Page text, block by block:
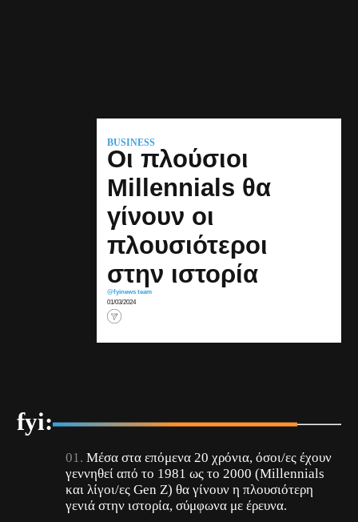
BUSINESS
Οι πλούσιοι
Millennials θα
γίνουν οι
πλουσιότεροι
στην ιστορία
@fyinews team
01/03/2024
fyi:
Μέσα στα επόμενα 20 χρόνια, όσοι/ες έχουν
γεννηθεί από το 1981 ως το 2000 (Millennials
και λίγοι/ες Gen Z) θα γίνουν η πλουσιότερη
γενιά στην ιστορία, σύμφωνα με έρευνα.